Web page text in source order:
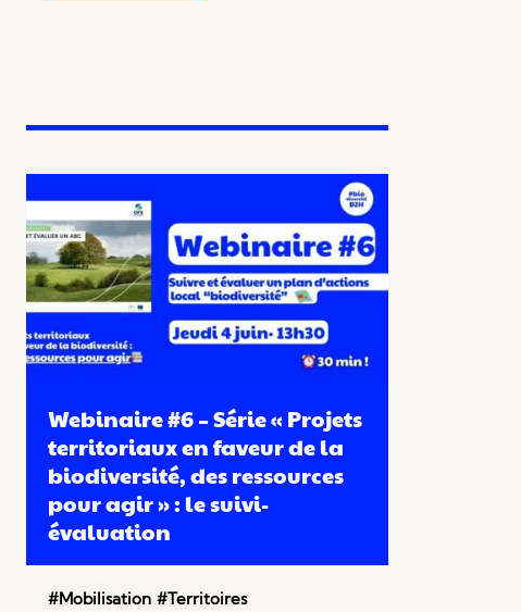
Webinaire #6 – Série « Projets
territoriaux en faveur de la
biodiversité, des ressources
pour agir » : le suivi-
évaluation
#Mobilisation #Territoires